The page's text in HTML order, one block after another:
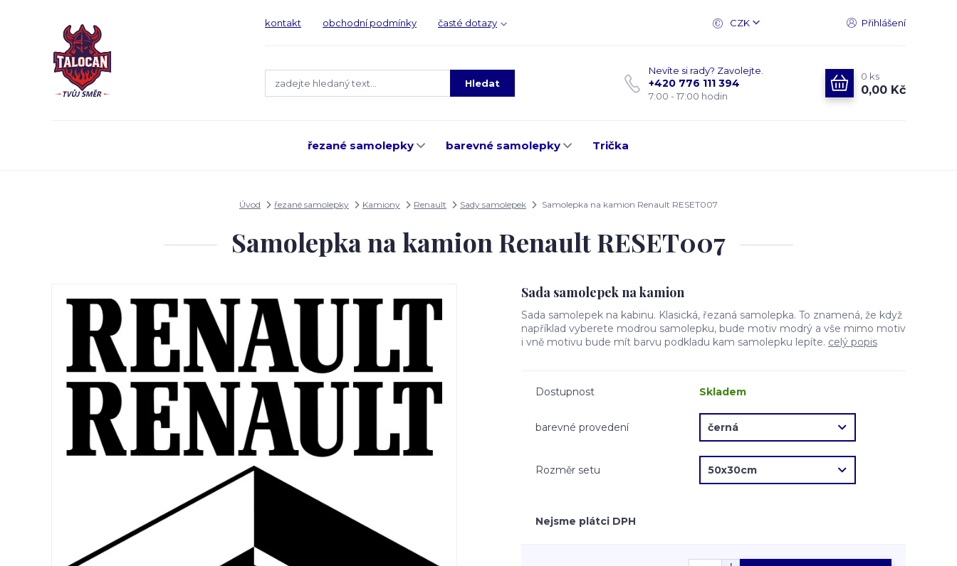
kontakt obchodní podmínky časté dotazy CZK Přihlášení
Hledat
Nevíte si rady? Zavolejte.
+420 776 111 394
7:00 - 17:00 hodin
0 ks
0,00 Kč
řezané samolepky barevné samolepky Trička
Úvod řezané samolepky Kamiony Renault Sady samolepek Samolepka na kamion Renault RESET007
Samolepka na kamion Renault RESET007
Sada samolepek na kamion
Sada samolepek na kabinu. Klasická, řezaná samolepka. To znamená, že když
například vyberete modrou samolepku, bude motiv modrý a vše mimo motiv
i vně motivu bude mít barvu podkladu kam samolepku lepíte. celý popis
Dostupnost Skladem
barevné provedení
Rozměr setu
Nejsme plátci DPH